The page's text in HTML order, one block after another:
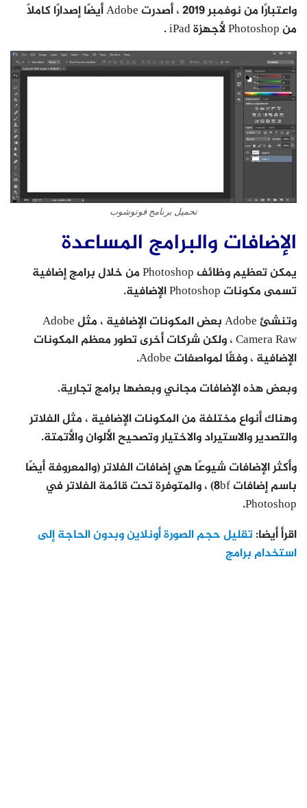
واعتبارًا من نوفمبر 2019 ، أصدرت Adobe أيضًا إصدارًا كاملاً
من Photoshop لأجهزة iPad .
تحميل برنامج فوتوشوب
الإضافات والبرامج المساعدة
يمكن تعظيم وظائف Photoshop من خلال برامج إضافية
تسمى مكونات Photoshop الإضافية.
وتنشئ Adobe بعض المكونات الإضافية ، مثل Adobe
Camera Raw ، ولكن شركات أخرى تطور معظم المكونات
الإضافية ، وفقًا لمواصفات Adobe.
وبعض هذه الإضافات مجاني وبعضها برامج تجارية.
وهناك أنواع مختلفة من المكونات الإضافية ، مثل الفلاتر
والتصدير والاستيراد والاختيار وتصحيح الألوان والأتمتة.
وأكثر الإضافات شيوعًا هي إضافات الفلاتر (والمعروفة أيضًا
باسم إضافات 8bf) ، والمتوفرة تحت قائمة الفلاتر في
Photoshop.
اقرأ أيضا:تقليل حجم الصورة أونلاين وبدون الحاجة إلى
استخدام برامج